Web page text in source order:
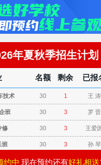
年夏秋季招生计划
名额 剩余 已报
技术 30 1 王 涛
班 30 3 罗 晋
修 30 3 王爱
班 30 3 孙 琴
业 30 3 何志
约中 现在预约还有好礼相送